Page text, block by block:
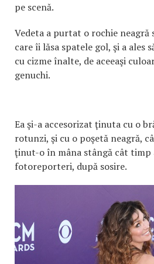
pe scenă.
Vedeta a purtat o rochie neagră
care îi lăsa spatele gol, şi a ales
cu cizme înalte, de aceeaşi
genuchi.
Ea şi-a accesorizat ţinuta cu o
rotunzi, şi cu o poşetă neagră,
ţinut-o în mâna stângă cât
fotoreporteri, după sosire.